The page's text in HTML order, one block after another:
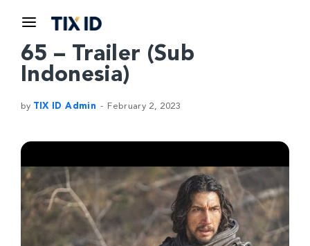
65 – Trailer (Sub
Indonesia)
by TIX ID Admin February 2, 2023